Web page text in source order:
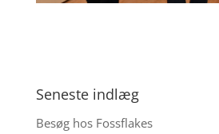
Seneste indlæg
Besøg hos Fossflakes